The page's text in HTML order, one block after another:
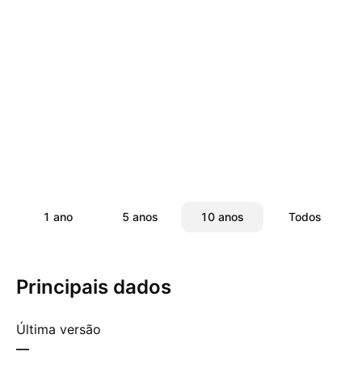
1 ano 5 anos 10 anos Todos
Principais dados
Última versão
—